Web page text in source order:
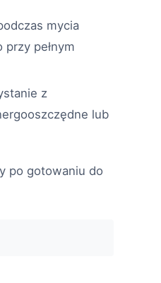
mycia
pełnym
z
lub
po gotowaniu do